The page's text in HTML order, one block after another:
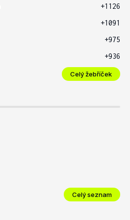
+1126
+1091
+975
+936
Celý žebříček
Celý seznam